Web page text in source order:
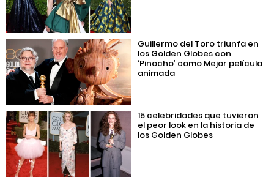
Guillermo del Toro triunfa en
los Golden Globes con
‘Pinocho’ como Mejor película
animada
15 celebridades que tuvieron
el peor look en la historia de
los Golden Globes